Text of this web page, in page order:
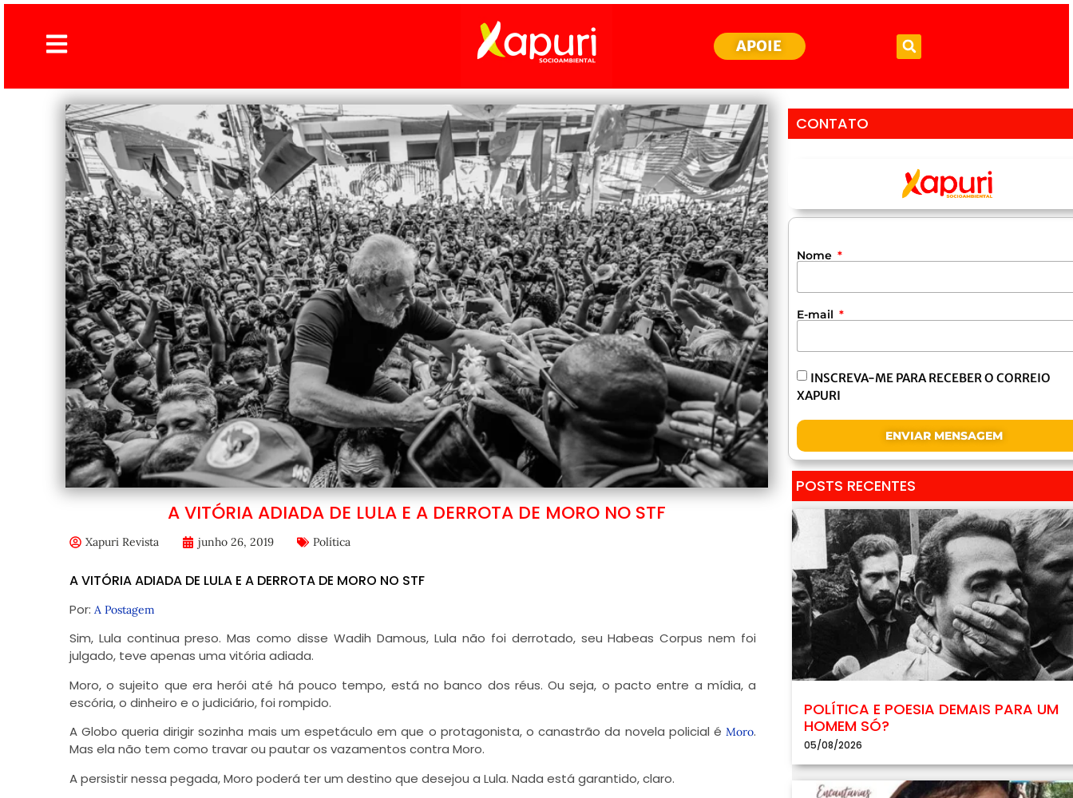
APOIE
A VITÓRIA ADIADA DE LULA E A DERROTA DE MORO NO STF
Xapuri Revista junho 26, 2019 Política
A VITÓRIA ADIADA DE LULA E A DERROTA DE MORO NO STF
Por: A Postagem
Sim, Lula continua preso. Mas como disse Wadih Damous, Lula não foi derrotado, seu Habeas Corpus nem foi
julgado, teve apenas uma vitória adiada.
Moro, o sujeito que era herói até há pouco tempo, está no banco dos réus. Ou seja, o pacto entre a mídia, a
escória, o dinheiro e o judiciário, foi rompido.
A Globo queria dirigir sozinha mais um espetáculo em que o protagonista, o canastrão da novela policial éMoro.
Mas ela não tem como travar ou pautar os vazamentos contra Moro.
A persistir nessa pegada, Moro poderá ter um destino que desejou a Lula. Nada está garantido, claro.
CONTATO
Nome
E-mail
INSCREVA-ME PARA RECEBER O CORREIO
XAPURI
ENVIAR MENSAGEM
POSTS RECENTES
POLÍTICA E POESIA DEMAIS PARA UM
HOMEM SÓ?
05/08/2026